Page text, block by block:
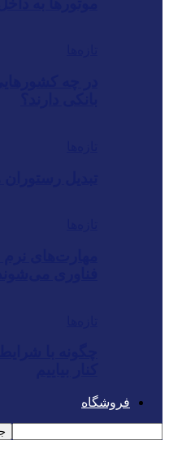
فروشگاه